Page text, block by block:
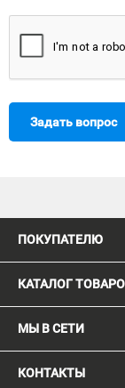
Задать вопрос
ПОКУПАТЕЛЮ
КАТАЛОГ
МЫ В СЕТИ
КОНТАКТЫ